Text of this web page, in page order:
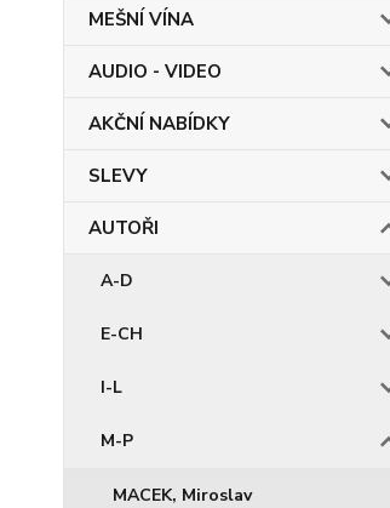
MEŠNÍ VÍNA
AUDIO - VIDEO
AKČNÍ NABÍDKY
SLEVY
AUTOŘI
A-D
E-CH
I-L
M-P
MACEK, Miroslav